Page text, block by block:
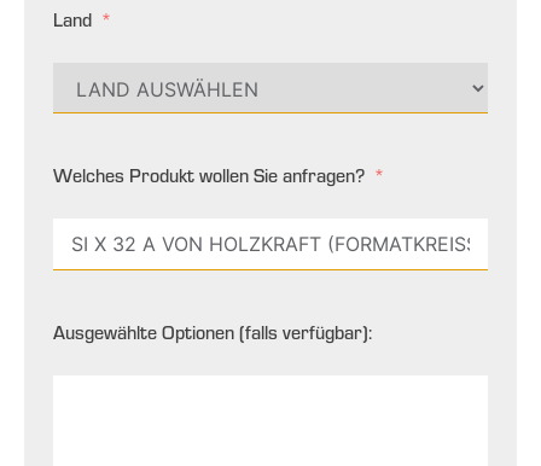
Land
Welches Produkt wollen Sie anfragen?
Ausgewählte Optionen (falls verfügbar):